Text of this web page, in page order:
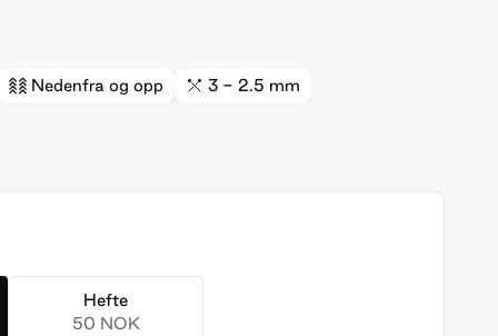
Nedenfra og opp 3 - 2.5 mm
Hefte
50 NOK